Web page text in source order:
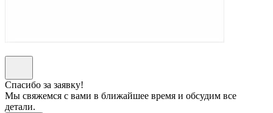
Спасибо за заявку!
Мы свяжемся с вами в ближайшее время и обсудим все
детали.